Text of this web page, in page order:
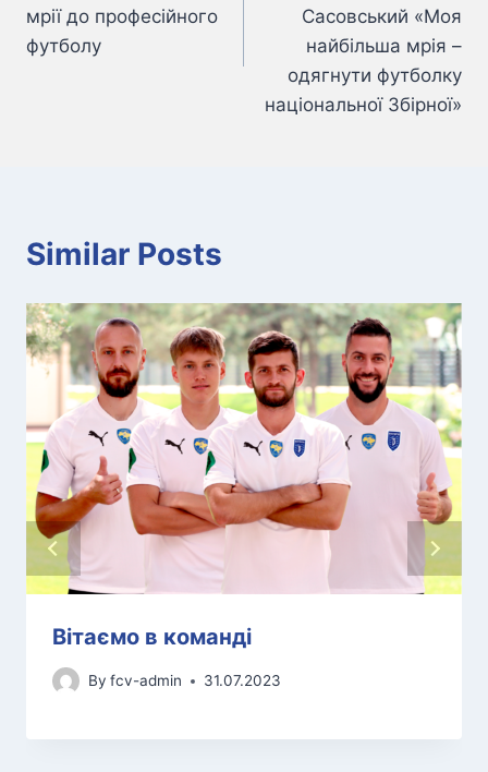
мрії до професійного
футболу
Сасовський «Моя
найбільша мрія –
одягнути футболку
національної Збірної»
Similar Posts
Вітаємо в команді
By fcv-admin 31.07.2023